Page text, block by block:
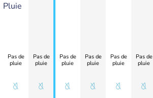
Pluie
Pas de
pluie
Pas de
pluie
Pas de
pluie
Pas de
pluie
Pas de
pluie
Pas de
pluie